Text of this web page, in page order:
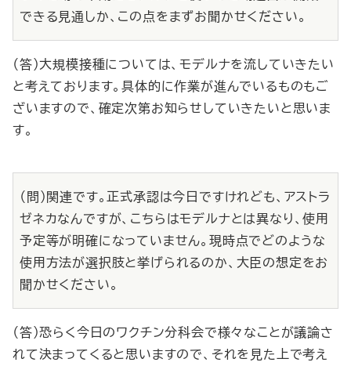
できる見通しか、この点をまずお聞かせください。
（答）大規模接種については、モデルナを流していきたい
と考えております。具体的に作業が進んでいるものもご
ざいますので、確定次第お知らせしていきたいと思いま
す。
（問）関連です。正式承認は今日ですけれども、アストラ
ゼネカなんですが、こちらはモデルナとは異なり、使用
予定等が明確になっていません。現時点でどのような
使用方法が選択肢と挙げられるのか、大臣の想定をお
聞かせください。
（答）恐らく今日のワクチン分科会で様々なことが議論さ
れて決まってくると思いますので、それを見た上で考え